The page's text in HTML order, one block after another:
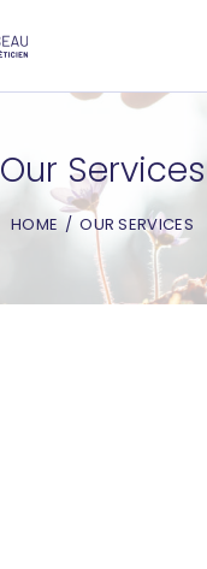
Our Services
HOME OUR SERVICES